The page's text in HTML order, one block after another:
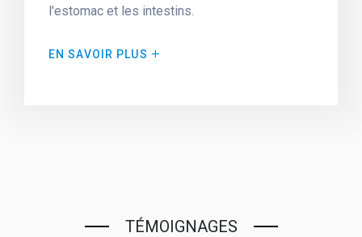
l'estomac et les intestins.
EN SAVOIR PLUS
TÉMOIGNAGES